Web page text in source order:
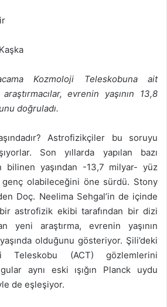
Kozmoloji Teleskobuna ait
evrenin yaşının 13,8
doğruladı.
Astrofizikçiler bu soruyu
Son yıllarda yapılan bazı
bilinen yaşından -13,7 milyar- yüz
genç olabileceğini öne sürdü. Stony
Doç. Neelima Sehgal’in de içinde
astrofizik ekibi tarafından bir dizi
yeni araştırma, evrenin yaşının
olduğunu gösteriyor. Şili’deki
Teleskobu (ACT) gözlemlerini
aynı eski ışığın Planck uydu
de eşleşiyor.